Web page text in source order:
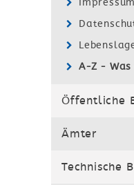
A-Z -
Öffentliche
Ämter
Technische